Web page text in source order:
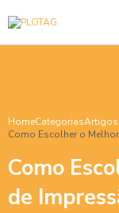
HomeCategoriasArtigos
Como Escolher o
Como
de